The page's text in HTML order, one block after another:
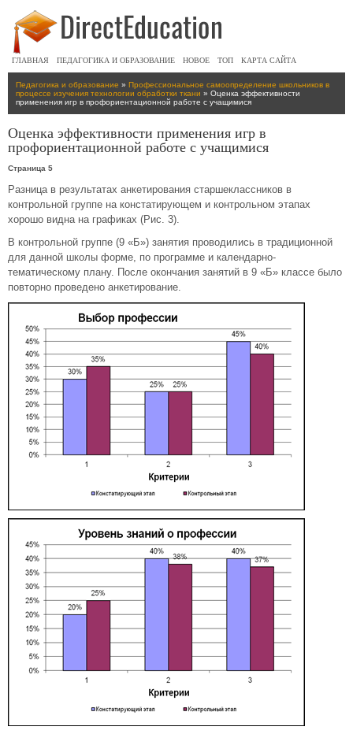
ГЛАВНАЯ ПЕДАГОГИКА И ОБРАЗОВАНИЕ НОВОЕ ТОП КАРТА САЙТА
Педагогика и образование » Профессиональное самоопределение школьников в
процессе изучения технологии обработки ткани » Оценка эффективности
применения игр в профориентационной работе с учащимися
Оценка эффективности применения игр в
профориентационной работе с учащимися
Страница 5
Разница в результатах анкетирования старшеклассников в
контрольной группе на констатирующем и контрольном этапах
хорошо видна на графиках (Рис. 3).
В контрольной группе (9 «Б») занятия проводились в традиционной
для данной школы форме, по программе и календарно-
тематическому плану. После окончания занятий в 9 «Б» классе было
повторно проведено анкетирование.